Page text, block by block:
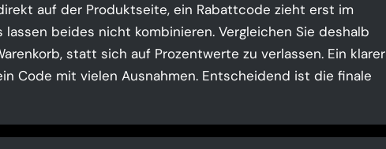
auf der Produktseite, ein Rabattcode zieht erst im
lassen beides nicht kombinieren. Vergleichen Sie deshalb
statt sich auf Prozentwerte zu verlassen. Ein klarer
Code mit vielen Ausnahmen. Entscheidend ist die finale